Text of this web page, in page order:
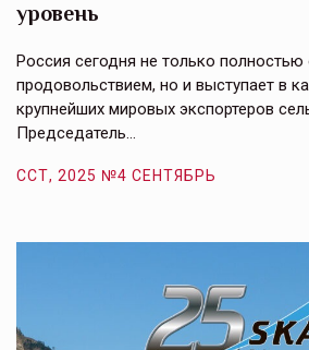
уровень
Россия сегодня не только полностью
продовольствием, но и выступает в
крупнейших мировых экспортеров
Председатель…
ССТ, 2025 №4 СЕНТЯБРЬ